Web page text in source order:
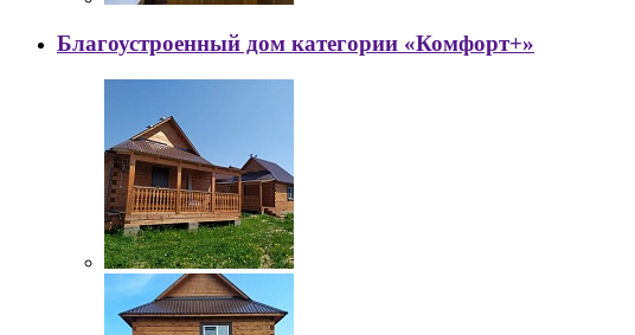
Благоустроенный дом категории «Комфорт+»